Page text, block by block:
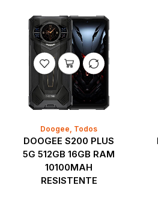
Doogee, Todos
DOOGEE S200 PLUS
5G 512GB 16GB RAM
10100MAH
RESISTENTE